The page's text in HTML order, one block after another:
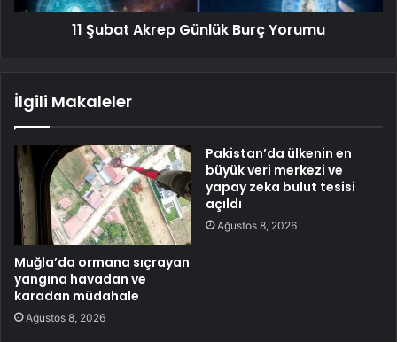
11 Şubat Akrep Günlük Burç Yorumu
İlgili Makaleler
Muğla’da ormana sıçrayan
yangına havadan ve
karadan müdahale
Ağustos 8, 2026
Pakistan’da ülkenin en
büyük veri merkezi ve
yapay zeka bulut tesisi
açıldı
Ağustos 8, 2026